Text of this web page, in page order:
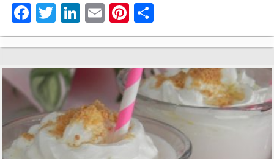
Fa
ce
bo
ok
T
wi
tte
r
Li
nk
ed
In
E
m
ail
Pi
nt
er
es
t
o
m
pa
rti
r